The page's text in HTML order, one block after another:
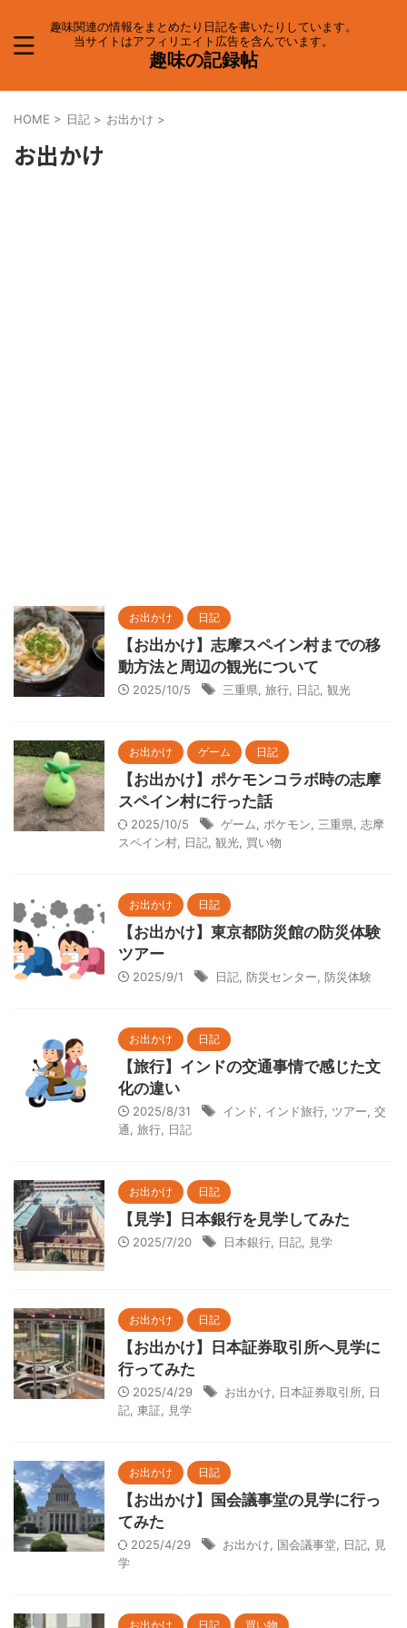
趣味関連の情報をまとめたり日記を書いたりしています。
当サイトはアフィリエイト広告を含んでいます。
趣味の記録帖
HOME > 日記 > お出かけ >
お出かけ
お出かけ 日記
【お出かけ】志摩スペイン村までの移
動方法と周辺の観光について
2025/10/5 三重県 旅行 日記 観光
お出かけ ゲーム 日記
【お出かけ】ポケモンコラボ時の志摩
スペイン村に行った話
2025/10/5 ゲーム ポケモン 三重県 志摩
スペイン村
日記 観光 買い物
お出かけ 日記
【お出かけ】東京都防災館の防災体験
ツアー
2025/9/1 日記 防災センター 防災体験
お出かけ 日記
【旅行】インドの交通事情で感じた文
化の違い
2025/8/31 インド インド旅行 ツアー 交
通 旅行 日記
お出かけ 日記
【見学】日本銀行を見学してみた
2025/7/20 日本銀行 日記 見学
お出かけ 日記
【お出かけ】日本証券取引所へ見学に
行ってみた
2025/4/29 お出かけ 日本証券取引所
日
記 東証 見学
お出かけ 日記
【お出かけ】国会議事堂の見学に行っ
てみた
2025/4/29 お出かけ 国会議事堂 日記
見
学
お出かけ 日記 買い物